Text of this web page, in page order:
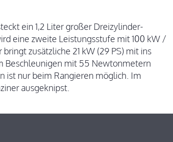
ein 1,2 Liter großer Dreizylinder-
eine zweite Leistungsstufe mit 100 kW /
zusätzliche 21 kW (29 PS) mit ins
Beschleunigen mit 55 Newtonmetern
ist nur beim Rangieren möglich. Im
ausgeknipst.